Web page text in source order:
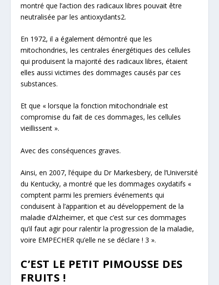
montré que l’action des radicaux libres pouvait être
neutralisée par les antioxydants2.
En 1972, il a également démontré que les
mitochondries, les centrales énergétiques des cellules
qui produisent la majorité des radicaux libres, étaient
elles aussi victimes des dommages causés par ces
substances.
Et que «lorsque la fonction mitochondriale est
compromise du fait de ces dommages, lescellules
vieillissent ».
Avec des conséquences graves.
Ainsi, en 2007, l’équipe du Dr Markesbery, de l’Université
du Kentucky, a montré que les dommages oxydatifs «
comptent parmi les premiers événements qui
conduisent à l’apparition et au développement de la
maladie d’Alzheimer, et que c’est sur ces dommages
qu’il faut agir pour ralentir la progression de la maladie,
voire EMPECHER qu’elle ne se déclare ! 3 ».
C’EST LE PETIT PIMOUSSE DES
FRUITS !